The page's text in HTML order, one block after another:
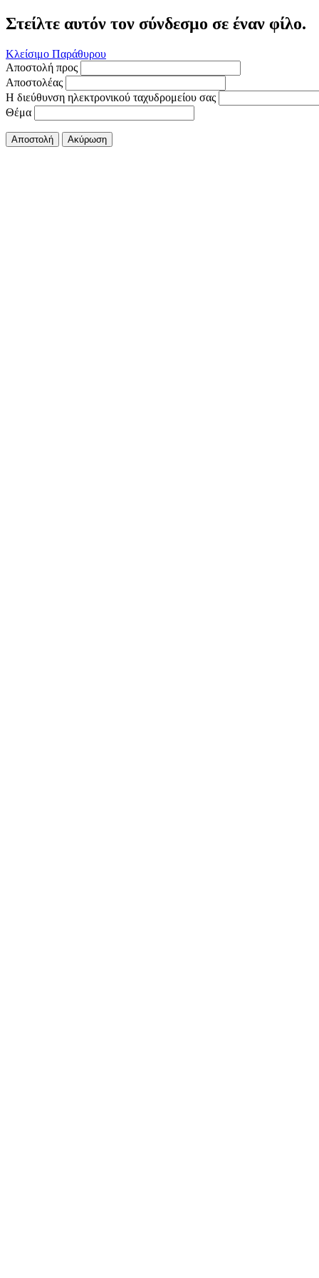
Στείλτε αυτόν τον σύνδεσμο σε έναν φίλο.
Κλείσιμο Παράθυρου
Αποστολή προς
Αποστολέας
Η διεύθυνση ηλεκτρονικού ταχυδρομείου σας
Θέμα
Αποστολή Ακύρωση